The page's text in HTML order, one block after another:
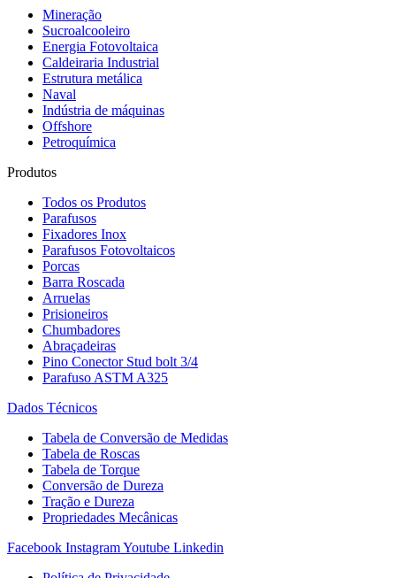
Mineração
Sucroalcooleiro
Energia Fotovoltaica
Caldeiraria Industrial
Estrutura metálica
Naval
Indústria de máquinas
Offshore
Petroquímica
Produtos
Todos os Produtos
Parafusos
Fixadores Inox
Parafusos Fotovoltaicos
Porcas
Barra Roscada
Arruelas
Prisioneiros
Chumbadores
Abraçadeiras
Pino Conector Stud bolt 3/4
Parafuso ASTM A325
Dados Técnicos
Tabela de Conversão de Medidas
Tabela de Roscas
Tabela de Torque
Conversão de Dureza
Tração e Dureza
Propriedades Mecânicas
Facebook InstagramYoutube Linkedin